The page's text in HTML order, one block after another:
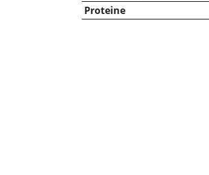
Proteine